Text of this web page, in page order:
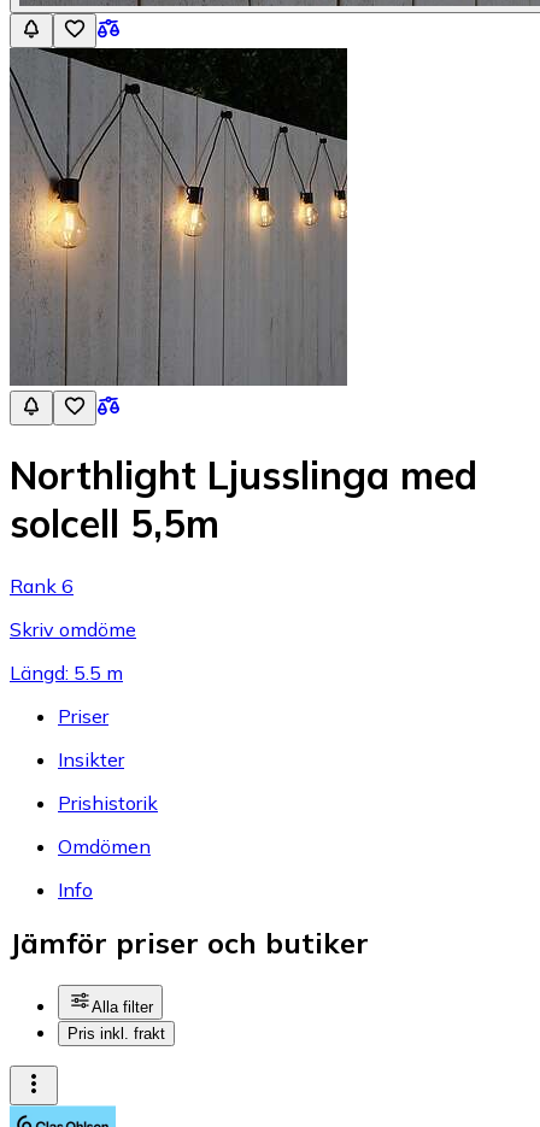
Northlight Ljusslinga med
solcell 5,5m
Rank 6
Skriv omdöme
Längd: 5.5 m
Priser
Insikter
Prishistorik
Omdömen
Info
Jämför priser och butiker
Alla filter
Pris inkl. frakt